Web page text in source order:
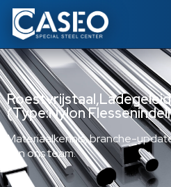
(Type:Nylon
Materiaalkennis, branche-
van ons team.